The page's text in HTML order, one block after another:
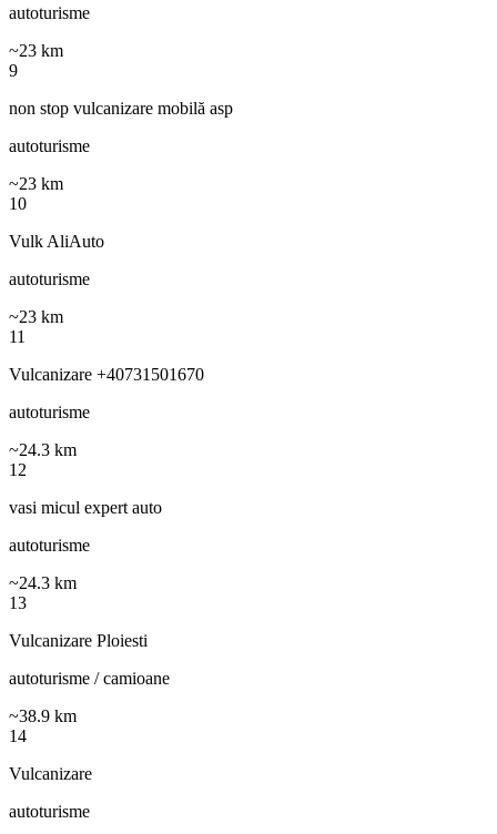
autoturisme
~23 km
9
non stop vulcanizare mobilă asp
autoturisme
~23 km
10
Vulk AliAuto
autoturisme
~23 km
11
Vulcanizare +40731501670
autoturisme
~24.3 km
12
vasi micul expert auto
autoturisme
~24.3 km
13
Vulcanizare Ploiesti
autoturisme / camioane
~38.9 km
14
Vulcanizare
autoturisme